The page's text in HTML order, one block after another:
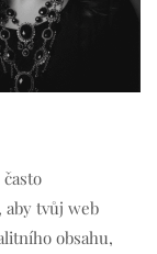
aby tvůj web
obsahu,